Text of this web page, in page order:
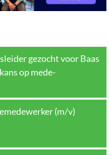
gezocht voor Baas
op mede-
(m/v)